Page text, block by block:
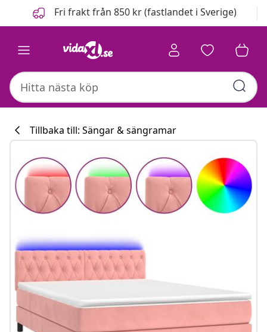
FöregåendeFri frakt från 850 kr (fastlandet i Sverige)
Tillbaka till: Sängar & sängramar